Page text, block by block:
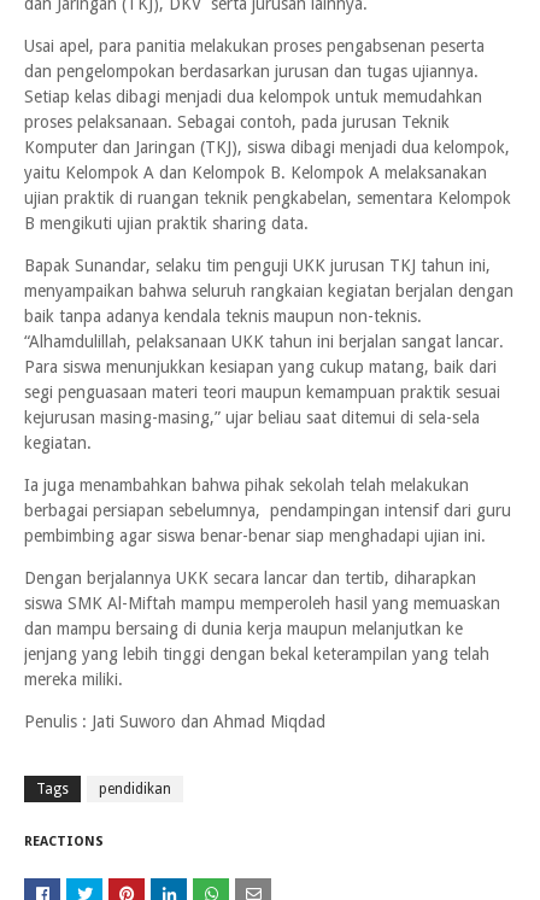
Usai apel, para panitia melakukan proses pengabsenan peserta
dan pengelompokan berdasarkan jurusan dan tugas ujiannya.
Setiap kelas dibagi menjadi dua kelompok untuk memudahkan
proses pelaksanaan. Sebagai contoh, pada jurusan Teknik
Komputer dan Jaringan (TKJ), siswa dibagi menjadi dua kelompok,
yaitu Kelompok A dan Kelompok B. Kelompok A melaksanakan
ujian praktik di ruangan teknik pengkabelan, sementara Kelompok
B mengikuti ujian praktik sharing data.
Bapak Sunandar, selaku tim penguji UKK jurusan TKJ tahun ini,
menyampaikan bahwa seluruh rangkaian kegiatan berjalan dengan
baik tanpa adanya kendala teknis maupun non-teknis.
“Alhamdulillah, pelaksanaan UKK tahun ini berjalan sangat lancar.
Para siswa menunjukkan kesiapan yang cukup matang, baik dari
segi penguasaan materi teori maupun kemampuan praktik sesuai
kejurusan masing-masing,” ujar beliau saat ditemui di sela-sela
kegiatan.
Ia juga menambahkan bahwa pihak sekolah telah melakukan
berbagai persiapan sebelumnya, pendampingan intensif dari guru
pembimbing agar siswa benar-benar siap menghadapi ujian ini.
Dengan berjalannya UKK secara lancar dan tertib, diharapkan
siswa SMK Al-Miftah mampu memperoleh hasil yang memuaskan
dan mampu bersaing di dunia kerja maupun melanjutkan ke
jenjang yang lebih tinggi dengan bekal keterampilan yang telah
mereka miliki.
Penulis : Jati Suworo dan Ahmad Miqdad
Tags pendidikan
REACTIONS